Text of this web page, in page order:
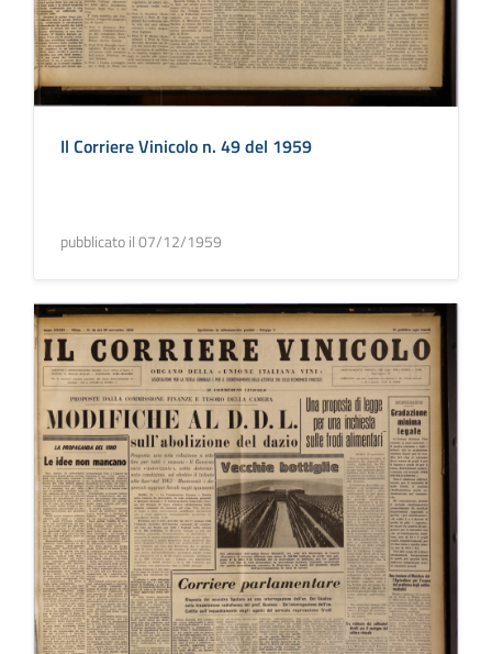
Il Corriere Vinicolo n. 49 del 1959
pubblicato il 07/12/1959